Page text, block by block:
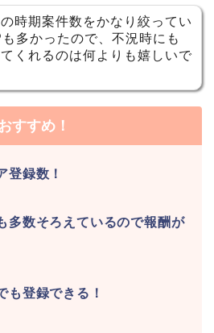
時期案件数をかなり絞ってい
多かったので、不況時にも
くれるのは何よりも嬉しいで
すすめ！
登録数！
多数そろえているので報酬が
も登録できる！